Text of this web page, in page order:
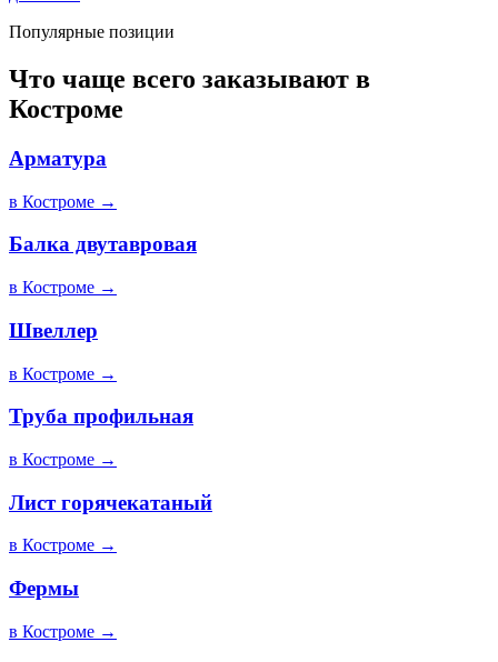
Популярные позиции
Что чаще всего заказывают в
Костроме
Арматура
в Костроме →
Балка двутавровая
в Костроме →
Швеллер
в Костроме →
Труба профильная
в Костроме →
Лист горячекатаный
в Костроме →
Фермы
в Костроме →